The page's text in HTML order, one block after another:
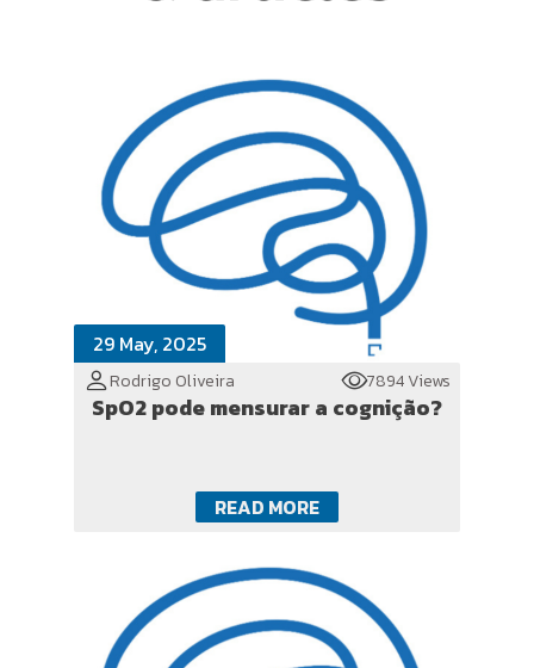
29 May, 2025
Rodrigo Oliveira 7894 Views
SpO2 pode mensurar a cognição?
READ MORE